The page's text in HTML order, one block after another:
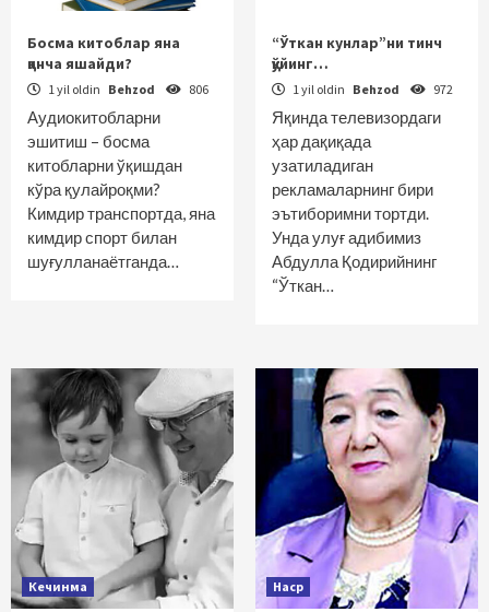
Босма китоблар яна
қанча яшайди?
1 yil oldin Behzod 806
Аудиокитобларни
эшитиш – босма
китобларни ўқишдан
кўра қулайроқми?
Кимдир транспортда, яна
кимдир спорт билан
шуғулланаётганда…
“Ўткан кунлар”ни тинч
қўйинг…
1 yil oldin Behzod 972
Яқинда телевизордаги
ҳар дақиқада
узатиладиган
рекламаларнинг бири
эътиборимни тортди.
Унда улуғ адибимиз
Абдулла Қодирийнинг
“Ўткан…
Кечинма Наср